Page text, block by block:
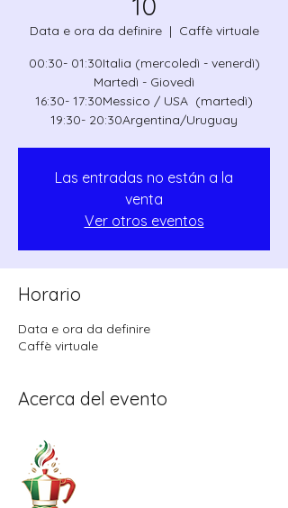
Data e ora da definire
  |
Caffè virtuale
00:30- 01:30Italia (mercoledì - venerdì)
Martedì - Giovedì
16:30- 17:30Messico / USA (martedì)
19:30- 20:30Argentina/Uruguay
Las entradas no están a la
venta
Ver otros eventos
Horario
Data e ora da definire
Caffè virtuale
Acerca del evento